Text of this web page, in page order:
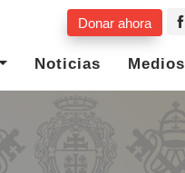
Donar ahora
Noticias Medios